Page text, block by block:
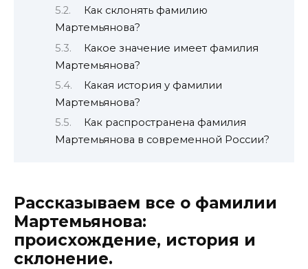
Как склонять фамилию
Мартемьянова?
Какое значение имеет фамилия
Мартемьянова?
Какая история у фамилии
Мартемьянова?
Как распространена фамилия
Мартемьянова в современной России?
Рассказываем все о фамилии
Мартемьянова:
происхождение, история и
склонение.